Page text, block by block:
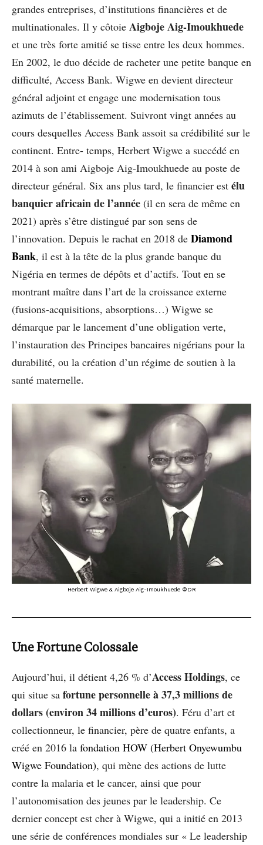
grandes entreprises, d’institutions financières et de
multinationales. Il y côtoie Aigboje Aig-Imoukhuede
et une très forte amitié se tisse entre les deux hommes.
En 2002, le duo décide de racheter une petite banque en
difficulté, Access Bank. Wigwe en devient directeur
général adjoint et engage une modernisation tous
azimuts de l’établissement. Suivront vingt années au
cours desquelles Access Bank assoit sa crédibilité sur le
continent. Entre- temps, Herbert Wigwe a succédé en
2014 à son ami Aigboje Aig-Imoukhuede au poste de
directeur général. Six ans plus tard, le financier est élu
banquier africain de l’année (il en sera de même en
2021) après s’être distingué par son sens de
l’innovation. Depuis le rachat en 2018 de Diamond
Bank, il est à la tête de la plus grande banque du
Nigéria en termes de dépôts et d’actifs. Tout en se
montrant maître dans l’art de la croissance externe
(fusions-acquisitions, absorptions…) Wigwe se
démarque par le lancement d’une obligation verte,
l’instauration des Principes bancaires nigérians pour la
durabilité, ou la création d’un régime de soutien à la
santé maternelle.
Herbert Wigwe & Aigboje Aig-Imoukhuede ©DR
Une Fortune Colossale
Aujourd’hui, il détient 4,26 % d’Access Holdings, ce
qui situe sa fortune personnelle à 37,3 millions de
dollars (environ 34 millions d’euros). Féru d’art et
collectionneur, le financier, père de quatre enfants, a
créé en 2016 la fondation HOW (Herbert Onyewumbu
Wigwe Foundation), qui mène des actions de lutte
contre la malaria et le cancer, ainsi que pour
l’autonomisation des jeunes par le leadership. Ce
dernier concept est cher à Wigwe, qui a initié en 2013
une série de conférences mondiales sur « Le leadership